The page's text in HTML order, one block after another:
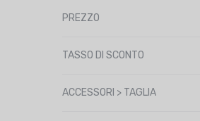
PREZZO
TASSO DI SCONTO
ACCESSORI > TAGLIA